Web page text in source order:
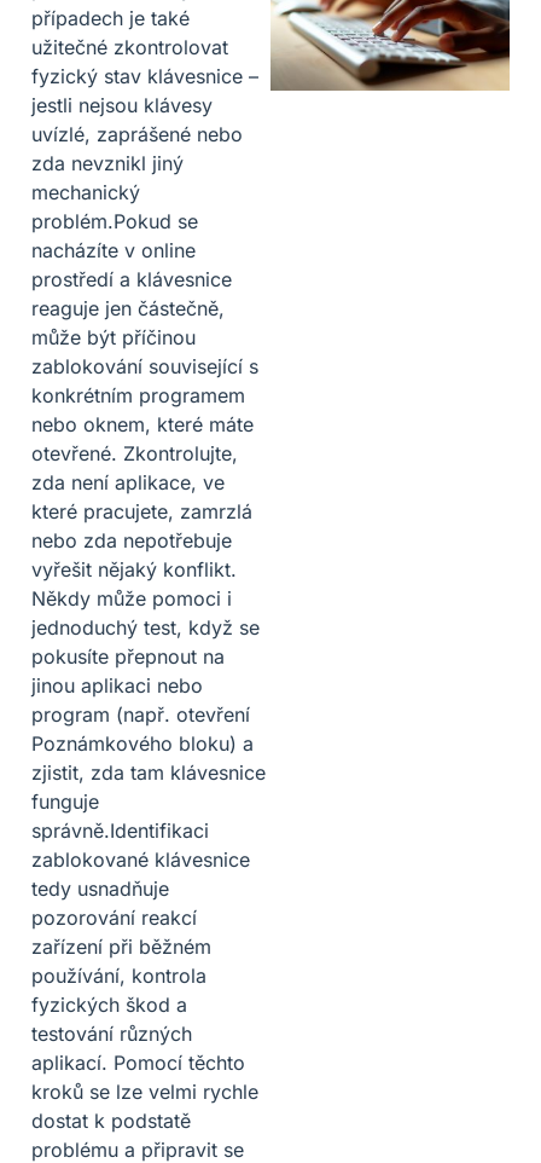
případech je také
užitečné zkontrolovat
fyzický stav klávesnice –
jestli nejsou klávesy
uvízlé, zaprášené nebo
zda nevznikl jiný
mechanický
problém.Pokud se
nacházíte v online
prostředí a klávesnice
reaguje jen částečně,
může být příčinou
zablokování související s
konkrétním programem
nebo oknem, které máte
otevřené. Zkontrolujte,
zda není aplikace, ve
které pracujete, zamrzlá
nebo zda nepotřebuje
vyřešit nějaký konflikt.
Někdy může pomoci i
jednoduchý test, když se
pokusíte přepnout na
jinou aplikaci nebo
program (např. otevření
Poznámkového bloku) a
zjistit, zda tam klávesnice
funguje
správně.Identifikaci
zablokované klávesnice
tedy usnadňuje
pozorování reakcí
zařízení při běžném
používání, kontrola
fyzických škod a
testování různých
aplikací. Pomocí těchto
kroků se lze velmi rychle
dostat k podstatě
problému a připravit se